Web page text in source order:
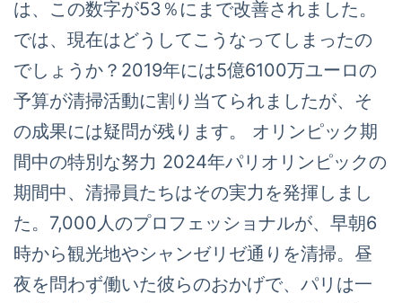
は、この数字が53％にまで改善されました。
では、現在はどうしてこうなってしまったの
でしょうか？2019年には5億6100万ユーロの
予算が清掃活動に割り当てられましたが、そ
の成果には疑問が残ります。 オリンピック期
間中の特別な努力 2024年パリオリンピックの
期間中、清掃員たちはその実力を発揮しまし
た。7,000人のプロフェッショナルが、早朝6
時から観光地やシャンゼリゼ通りを清掃。昼
夜を問わず働いた彼らのおかげで、パリは一